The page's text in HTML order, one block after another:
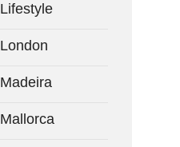
Lifestyle
London
Madeira
Mallorca